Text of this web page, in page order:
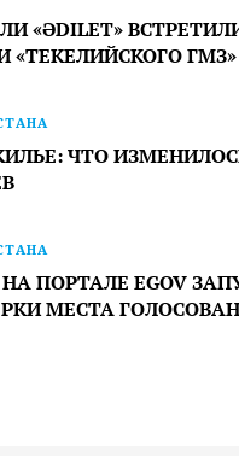
«ӘDILET»
ГМЗ»
ЧТО
ПОРТАЛЕ EGOV
МЕСТА